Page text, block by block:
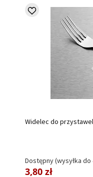
Widelec do
Dostępny (wysyłka do
3,80 zł